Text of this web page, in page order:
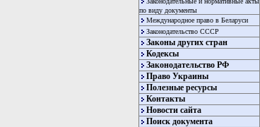
по виду документы
Международное право в Беларуси
Законодательство СССР
Законы других стран
Кодексы
Законодательство РФ
Право Украины
Полезные ресурсы
Контакты
Новости сайта
Поиск документа